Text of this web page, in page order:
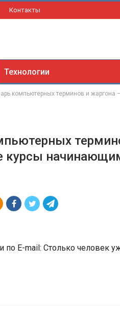
Контакты
Технологии
компьютерных терминов и
по E-mail: Столько человек